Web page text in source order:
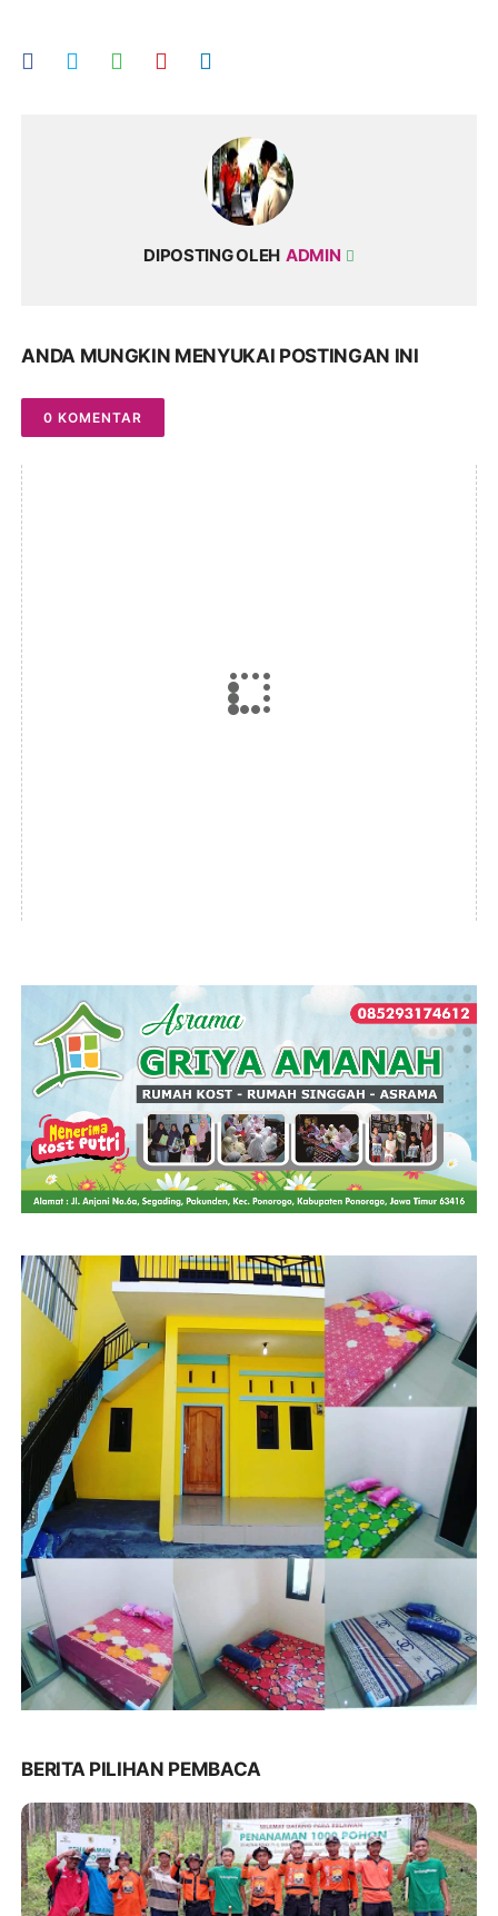
DIPOSTING OLEH ADMIN
ANDA MUNGKIN MENYUKAI POSTINGAN INI
0 KOMENTAR
BERITA PILIHAN PEMBACA